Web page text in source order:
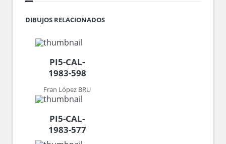
DIBUJOS RELACIONADOS
PI5-CAL-
1983-598
Fran López BRU
PI5-CAL-
1983-577